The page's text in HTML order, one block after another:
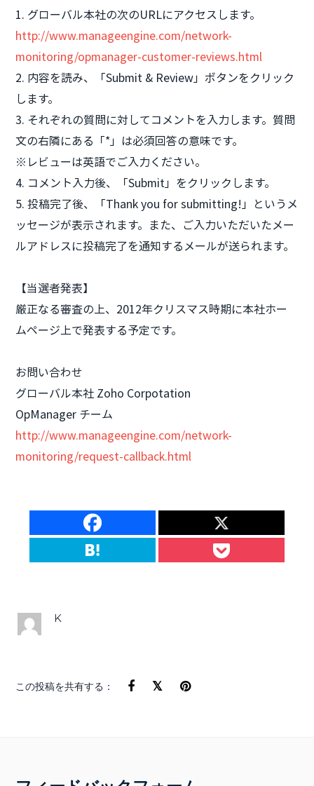
1. グローバル本社の次のURLにアクセスします。
http://www.manageengine.com/network-
monitoring/opmanager-customer-reviews.html
2. 内容を読み、「Submit & Review」ボタンをクリック
します。
3. それぞれの質問に対してコメントを入力します。質問
文の右隣にある「*」は必須回答の意味です。
※レビューは英語でご入力ください。
4. コメント入力後、「Submit」をクリックします。
5. 投稿完了後、「Thank you for submitting!」というメ
ッセージが表示されます。また、ご入力いただいたメー
ルアドレスに投稿完了を通知するメールが送られます。
【当選者発表】
厳正なる審査の上、2012年クリスマス時期に本社ホー
ムページ上で発表する予定です。
お問い合わせ
グローバル本社 Zoho Corpotation
OpManager チーム
http://www.manageengine.com/network-
monitoring/request-callback.html
K
この投稿を共有する：